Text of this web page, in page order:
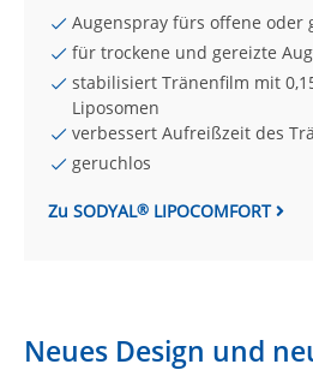
Augenspray fürs offene oder
für trockene und gereizte
stabilisiert Tränenfilm mit
Liposomen
verbessert Aufreißzeit des
geruchlos
Zu SODYAL® LIPOCOMFORT
Neues Design und